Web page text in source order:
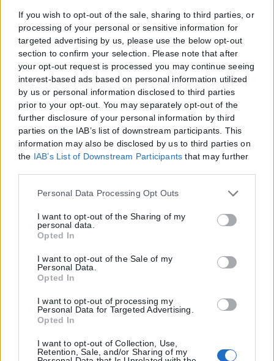
If you wish to opt-out of the sale, sharing to third parties, or
processing of your personal or sensitive information for
targeted advertising by us, please use the below opt-out
section to confirm your selection. Please note that after
your opt-out request is processed you may continue seeing
interest-based ads based on personal information utilized
by us or personal information disclosed to third parties
prior to your opt-out. You may separately opt-out of the
further disclosure of your personal information by third
parties on the IAB’s list of downstream participants. This
information may also be disclosed by us to third parties on
the IAB’s List of Downstream Participants that may further
Please note that this website/app uses one or more Google
but not limited to your visit or usage behaviour. You may
click to grant or deny consent to Google and its third-party
tags to use your data for below specified purposes in below
Google consent section.
Personal Data Processing Opt Outs
I want to opt-out of the Sharing of my
personal data.
Opted In
I want to opt-out of the Sale of my
Personal Data.
Opted In
I want to opt-out of processing my
Personal Data for Targeted Advertising.
Opted In
I want to opt-out of Collection, Use,
Retention, Sale, and/or Sharing of my